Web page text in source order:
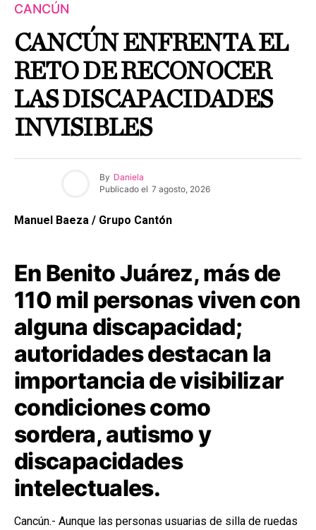
CANCÚN
CANCÚN ENFRENTA EL
RETO DE RECONOCER
LAS DISCAPACIDADES
INVISIBLES
By Daniela
Publicado el 7 agosto, 2026
Manuel Baeza / Grupo Cantón
En Benito Juárez, más de
110 mil personas viven con
alguna discapacidad;
autoridades destacan la
importancia de visibilizar
condiciones como
sordera, autismo y
discapacidades
intelectuales.
Cancún.- Aunque las personas usuarias de silla de ruedas